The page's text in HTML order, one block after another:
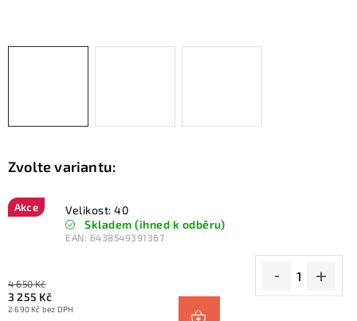
CYKLO Servis
Akce
Velikost: 40
Skladem (ihned k odběru)
EAN: 6438549391367
4 650 Kč
3 255 Kč
2 690 Kč bez DPH